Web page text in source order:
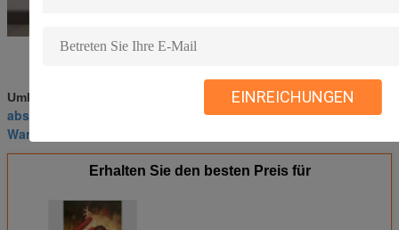
EINREICHUNGEN
Umbauten: Landschaftssegeltuchmalerei,
abstrakte moderne Malereien auf Segeltuch,
Wandkunstsegeltuchmalerei
Erhalten Sie den besten Preis für